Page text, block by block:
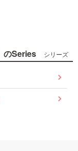
のSeries シリーズ